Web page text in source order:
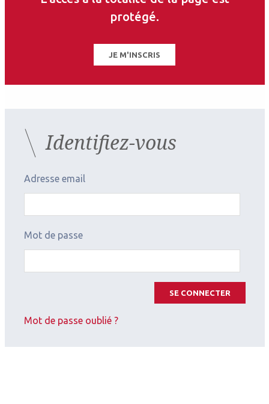
protégé.
JE M'INSCRIS
Identifiez-vous
Adresse email
Mot de passe
SE CONNECTER
Mot de passe oublié ?